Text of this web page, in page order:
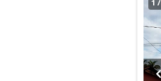
1 /